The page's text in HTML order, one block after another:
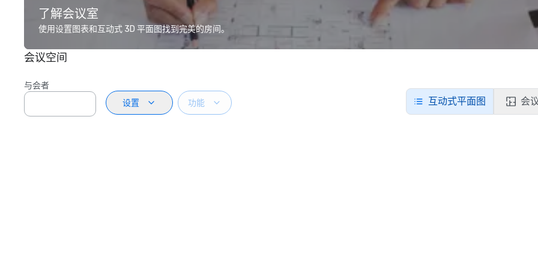
了解会议室
使用设置图表和互动式 3D 平面图找到完美的房间。
会议空间
与会者
设置
功能 互动式平面图 会